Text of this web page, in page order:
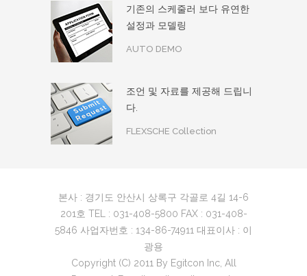
기존의 스케줄러 보다 유연한
설정과 모델링
AUTO DEMO
조언 및 자료를 제공해 드립니
다.
FLEXSCHE Collection
본사 : 경기도 안산시 상록구 각골로 4길 14-6
201호 TEL : 031-408-5800 FAX : 031-408-
5846 사업자번호 : 134-86-74911 대표이사 : 이
광용
Copyright (C) 2011 By Egitcon Inc, All